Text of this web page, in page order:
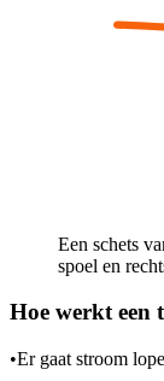
Een schets
spoel en
Hoe werkt een
•Er gaat stroom